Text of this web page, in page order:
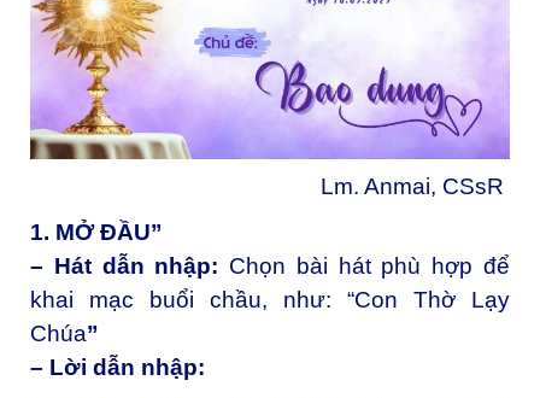
Lm. Anmai, CSsR
1. MỞ ĐẦU”
– Hát dẫn nhập: Chọn bài hát phù hợp để
khai mạc buổi chầu, như: “Con Thờ Lạy
Chúa”
– Lời dẫn nhập: